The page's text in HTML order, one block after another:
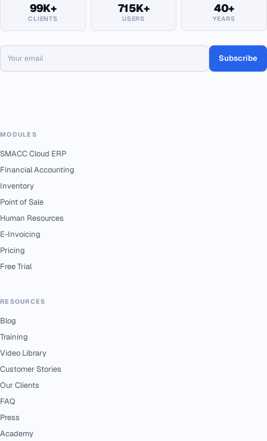
99K+
CLIENTS
715K+
USERS
40+
YEARS
Subscribe
MODULES
SMACC Cloud ERP
Financial Accounting
Inventory
Point of Sale
Human Resources
E-Invoicing
Pricing
Free Trial
RESOURCES
Blog
Training
Video Library
Customer Stories
Our Clients
FAQ
Press
Academy